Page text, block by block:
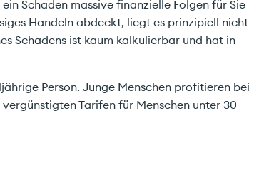
Schaden massive finanzielle Folgen für Sie
Handeln abdeckt, liegt es prinzipiell nicht
Schadens ist kaum kalkulierbar und hat in
Person. Junge Menschen profitieren bei
Tarifen für Menschen unter 30